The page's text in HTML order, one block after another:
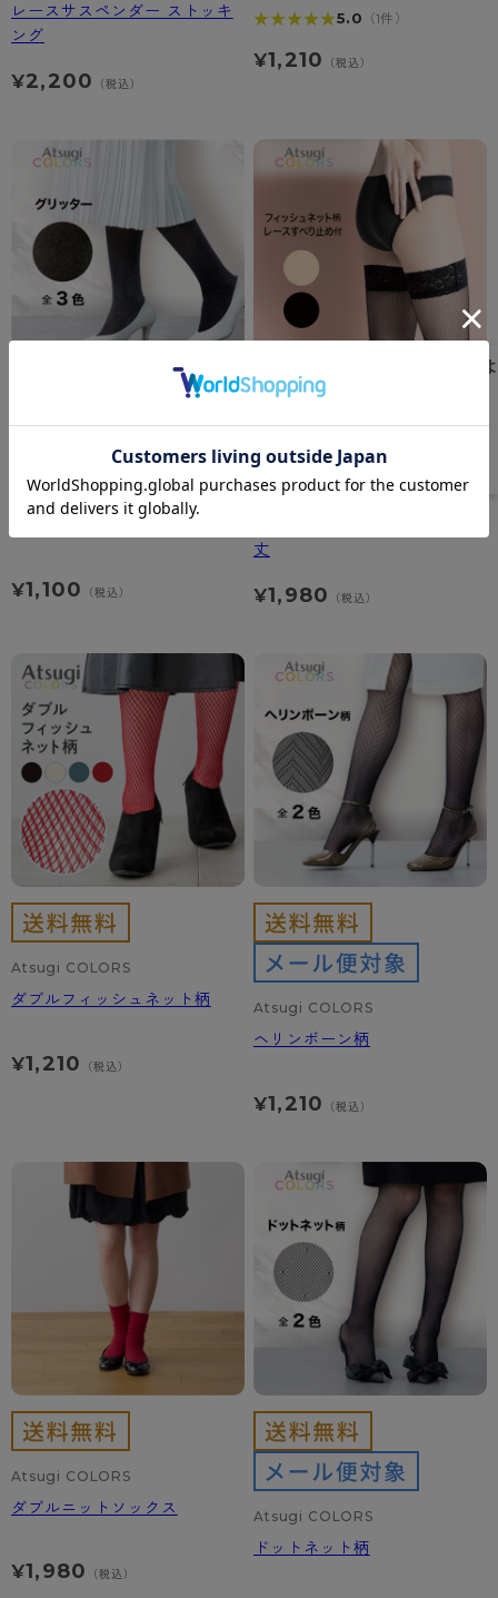
レースサスペンダー ストッキ
ング
¥2,200 （税込）
★★★★★
★★★★★5.0 （1件）
¥1,210 （税込）
Atsugi COLORS
¥1,100 （税込）
Atsugi COLORS
丈
¥1,980 （税込）
Atsugi COLORS
ダブルフィッシュネット柄
¥1,210 （税込）
Atsugi COLORS
ヘリンボーン柄
¥1,210 （税込）
Atsugi COLORS
ダブルニットソックス
¥1,980 （税込）
Atsugi COLORS
ドットネット柄